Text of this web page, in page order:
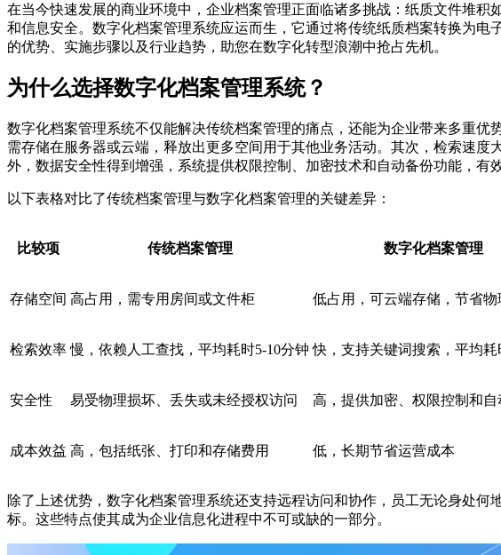
在当今快速发展的商业环境中，企业档案管理正面临诸多挑战：纸质文件堆
和信息安全。数字化档案管理系统应运而生，它通过将传统纸质档案转换为
的优势、实施步骤以及行业趋势，助您在数字化转型浪潮中抢占先机。
为什么选择数字化档案管理系统？
数字化档案管理系统不仅能解决传统档案管理的痛点，还能为企业带来多重
需存储在服务器或云端，释放出更多空间用于其他业务活动。其次，检索速
外，数据安全性得到增强，系统提供权限控制、加密技术和自动备份功能，有
以下表格对比了传统档案管理与数字化档案管理的关键差异：
比较项 传统档案管理 数字化档案管理
存储空间 高占用，需专用房间或文件柜 低占用，可云端存储，节省物
检索效率 慢，依赖人工查找，平均耗时5-10分钟 快，支持关键词搜索，平均耗
安全性 易受物理损坏、丢失或未经授权访问 高，提供加密、权限控制和自
成本效益 高，包括纸张、打印和存储费用 低，长期节省运营成本
除了上述优势，数字化档案管理系统还支持远程访问和协作，员工无论身处
标。这些特点使其成为企业信息化进程中不可或缺的一部分。